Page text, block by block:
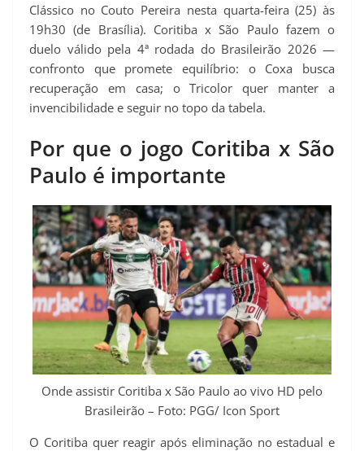
h
a
t
s
p
p
e
e
g
a
m
a
c
e
o
k
m
a
i
l
i
n
t
e
e
s
o
p
y
L
n
k
h
a
r
e
Clássico no Couto Pereira nesta quarta-feira (25) às
19h30 (de Brasília). Coritiba x São Paulo fazem o
duelo válido pela 4ª rodada do Brasileirão 2026 —
confronto que promete equilíbrio: o Coxa busca
recuperação em casa; o Tricolor quer manter a
invencibilidade e seguir no topo da tabela.
Por que o jogo Coritiba x São
Paulo é importante
Onde assistir Coritiba x São Paulo ao vivo HD pelo
Brasileirão – Foto: PGG/ Icon Sport
O Coritiba quer reagir após eliminação no estadual e